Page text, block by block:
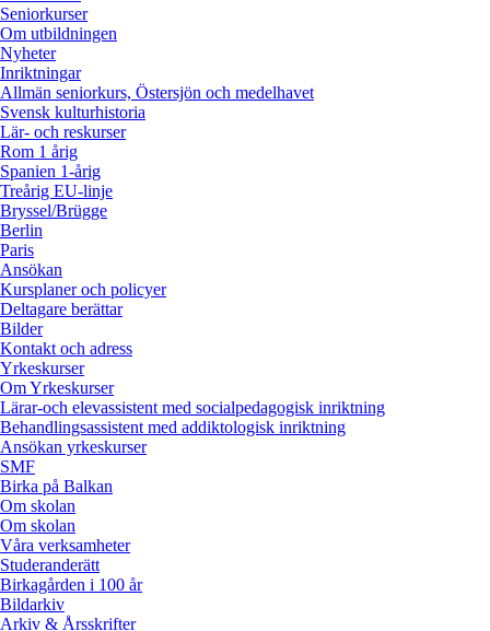
Seniorkurser
Om utbildningen
Nyheter
Inriktningar
Allmän seniorkurs, Östersjön och medelhavet
Svensk kulturhistoria
Lär- och reskurser
Rom 1 årig
Spanien 1-årig
Treårig EU-linje
Bryssel/Brügge
Berlin
Paris
Ansökan
Kursplaner och policyer
Deltagare berättar
Bilder
Kontakt och adress
Yrkeskurser
Om Yrkeskurser
Lärar-och elevassistent med socialpedagogisk inriktning
Behandlingsassistent med addiktologisk inriktning
Ansökan yrkeskurser
SMF
Birka på Balkan
Om skolan
Om skolan
Våra verksamheter
Studeranderätt
Birkagården i 100 år
Bildarkiv
Arkiv & Årsskrifter